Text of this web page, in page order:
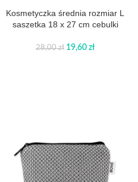
Kosmetyczka średnia rozmiar L
saszetka 18 x 27 cm cebulki
28,00zł 19,60 zł